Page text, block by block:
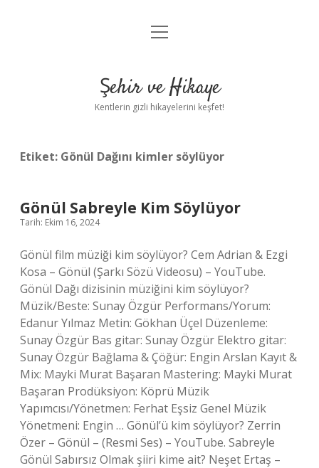
Anasayfa
Yasal Uyarı
menüyü
Şehir ve Hikaye
Kentlerin gizli hikayelerini keşfet!
Etiket: Gönül Dağını kimler söylüyor
Gönül Sabreyle Kim Söylüyor
Tarih: Ekim 16, 2024
Gönül film müziği kim söylüyor? Cem Adrian & Ezgi
Kosa – Gönül (Şarkı Sözü Videosu) – YouTube.
Gönül Dağı dizisinin müziğini kim söylüyor?
Müzik/Beste: Sunay Özgür Performans/Yorum:
Edanur Yılmaz Metin: Gökhan Üçel Düzenleme:
Sunay Özgür Bas gitar: Sunay Özgür Elektro gitar:
Sunay Özgür Bağlama & Çöğür: Engin Arslan Kayıt &
Mix: Mayki Murat Başaran Mastering: Mayki Murat
Başaran Prodüksiyon: Köprü Müzik
Yapımcısı/Yönetmen: Ferhat Eşsiz Genel Müzik
Yönetmeni: Engin … Gönül’ü kim söylüyor? Zerrin
Özer – Gönül – (Resmi Ses) – YouTube. Sabreyle
Gönül Sabırsız Olmak şiiri kime ait? Neşet Ertaş –